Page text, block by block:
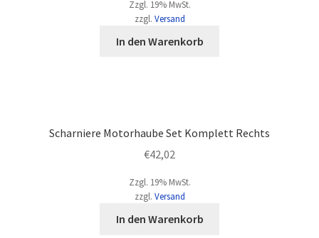
Zzgl. 19% MwSt.
zzgl. Versand
In den Warenkorb
Scharniere Motorhaube Set Komplett Rechts
€42,02
Zzgl. 19% MwSt.
zzgl. Versand
In den Warenkorb